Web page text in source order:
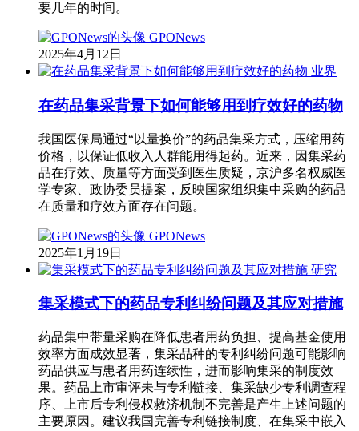
要几年的时间。
GPONews
2025年4月12日
业界
在药品集采背景下如何能够用到疗效好的药物
我国医保局通过“以量换价”的药品集采方式，压缩用药
价格，以保证低收入人群能用得起药。近来，因集采药
品在疗效、质量等方面受到医生质疑，京沪多名权威医
学专家、政协委员提案，反映国家组织集中采购的药品
在质量和疗效方面存在问题。
GPONews
2025年1月19日
研究
集采模式下的药品专利纠纷问题及其应对措施
药品集中带量采购在降低患者用药负担、提高基金使用
效率方面成效显著，集采品种的专利纠纷问题可能影响
药品供应与患者用药连续性，进而影响集采的制度效
果。药品上市审评未与专利链接、集采缺少专利调查程
序、上市后专利侵权救济机制不完善是产生上述问题的
主要原因。建议我国完善专利链接制度、在集采中嵌入